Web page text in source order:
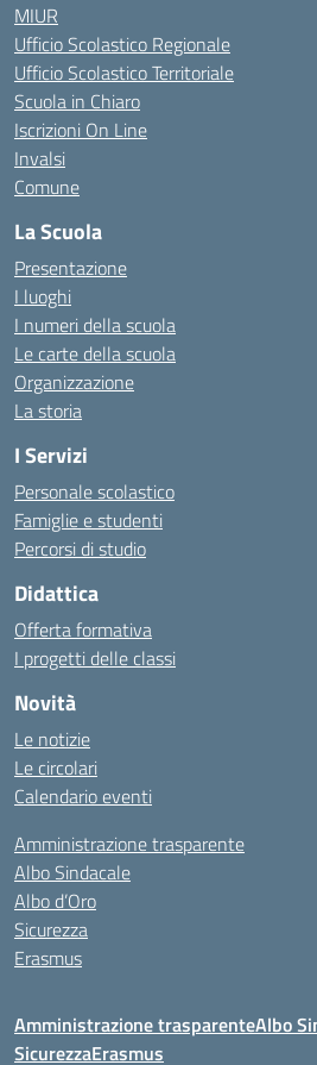
MIUR
Ufficio Scolastico Regionale
Ufficio Scolastico Territoriale
Scuola in Chiaro
Iscrizioni On Line
Invalsi
Comune
La Scuola
Presentazione
I luoghi
I numeri della scuola
Le carte della scuola
Organizzazione
La storia
I Servizi
Personale scolastico
Famiglie e studenti
Percorsi di studio
Didattica
Offerta formativa
I progetti delle classi
Novità
Le notizie
Le circolari
Calendario eventi
Amministrazione trasparente
Albo Sindacale
Albo d’Oro
Sicurezza
Erasmus
Amministrazione trasparenteAlbo
SicurezzaErasmus